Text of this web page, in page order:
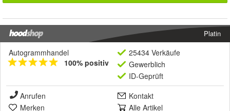
Platin
Autogrammhandel
100% positiv
25434 Verkäufe
Gewerblich
ID-Geprüft
Anrufen
Kontakt
Merken
Alle Artikel